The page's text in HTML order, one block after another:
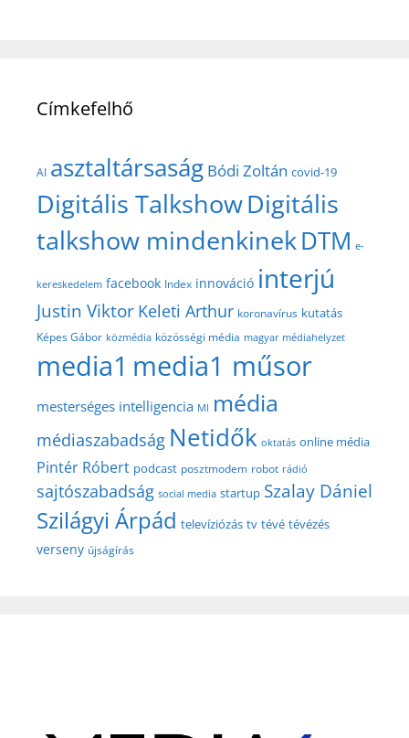
Címkefelhő
AI asztaltársaság Bódi Zoltán covid-19
Digitális TalkshowDigitális
talkshow mindenkinekDTM e-
kereskedelem facebook Index innováció interjú
Justin Viktor Keleti Arthur koronavírus kutatás
Képes Gábor közmédia közösségi média magyar médiahelyzet
media1 media1 műsor
mesterséges intelligencia MI média
médiaszabadság Netidők oktatás online média
Pintér Róbert podcast posztmodem robot rádió
sajtószabadság social media startup Szalay Dániel
Szilágyi Árpád televíziózás tv tévé tévézés
verseny újságírás